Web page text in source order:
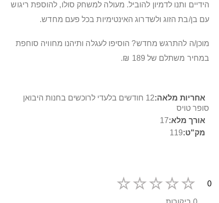
הידיים ותנו לדמיון להוביל. מעולה למשחק סולו, להוספת ריגוש
עם בן/בת הזוג ולשדרוג האינטימיות בכל פעם מחדש.
מוכן/ה להתרגש מחדש? הוסיפו לעגלה ותיהנו מחוויה סוחפת
במחיר משתלם של 189 ₪.
מידע
נוסף
12 חודשים בלעדי לרוכשים בחנות היבואן
סופר טויס
17
119
0